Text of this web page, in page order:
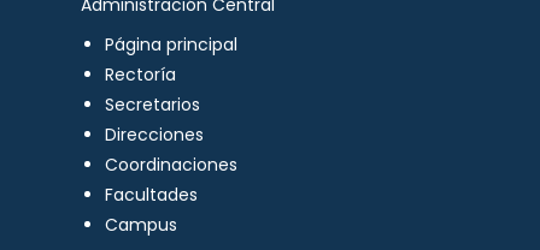
Administración Central
Página principal
Rectoría
Secretarios
Direcciones
Coordinaciones
Facultades
Campus